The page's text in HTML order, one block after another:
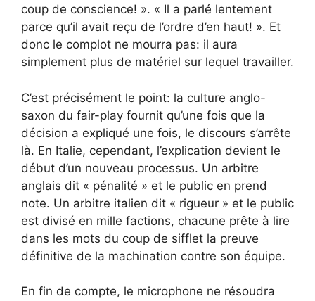
coup de conscience! ». « Il a parlé lentement
parce qu’il avait reçu de l’ordre d’en haut! ». Et
donc le complot ne mourra pas: il aura
simplement plus de matériel sur lequel travailler.
C’est précisément le point: la culture anglo-
saxon du fair-play fournit qu’une fois que la
décision a expliqué une fois, le discours s’arrête
là. En Italie, cependant, l’explication devient le
début d’un nouveau processus. Un arbitre
anglais dit « pénalité » et le public en prend
note. Un arbitre italien dit « rigueur » et le public
est divisé en mille factions, chacune prête à lire
dans les mots du coup de sifflet la preuve
définitive de la machination contre son équipe.
En fin de compte, le microphone ne résoudra